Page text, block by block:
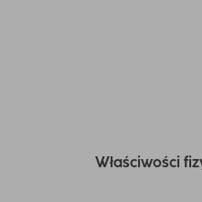
Właściwości